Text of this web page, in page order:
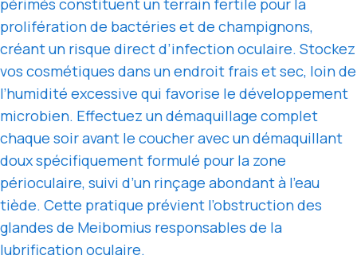
prolifération de bactéries et de champignons,
créant un risque direct d’infection oculaire. Stockez
vos cosmétiques dans un endroit frais et sec, loin de
l’humidité excessive qui favorise le développement
microbien. Effectuez un démaquillage complet
chaque soir avant le coucher avec un démaquillant
doux spécifiquement formulé pour la zone
périoculaire, suivi d’un rinçage abondant à l’eau
tiède. Cette pratique prévient l’obstruction des
glandes de Meibomius responsables de la
lubrification oculaire.